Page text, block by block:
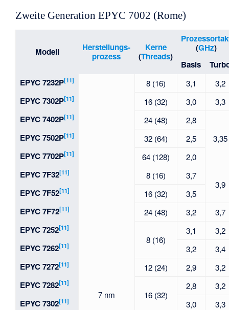
Zweite Generation EPYC 7002 (Rome)
Modell
Herstellungs-
prozess
Kerne
(Threads)
(GHz)
Basis
EPYC 7232P[11]
7 nm
8 (16) 3,1 3,2
EPYC 7302P[11] 16 (32) 3,0 3,3
EPYC 7402P[11] 24 (48)
2,8
3,35
EPYC 7502P[11] 32 (64) 2,5
EPYC 7702P[11] 64 (128) 2,0
EPYC 7F32[11] 8 (16)
3,7
3,9
EPYC 7F52[11] 16 (32) 3,5
EPYC 7F72[11] 24 (48) 3,2 3,7
EPYC 7252[11]
8 (16)
3,1 3,2
EPYC 7262[11] 3,2 3,4
EPYC 7272[11] 12 (24) 2,9 3,2
EPYC 7282[11]
16 (32)
2,8 3,2
EPYC 7302[11] 3,0 3,3